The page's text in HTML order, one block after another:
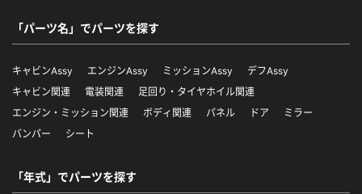
「パーツ名」でパーツを探す
キャビンAssy エンジンAssy ミッションAssy
デフAssy
キャビン関連
電装関連
足回り・タイヤホイル関連
エンジン・ミッション関連
ボディ関連 パネル ドア
ミラー
バンパー
シート
「年式」でパーツを探す